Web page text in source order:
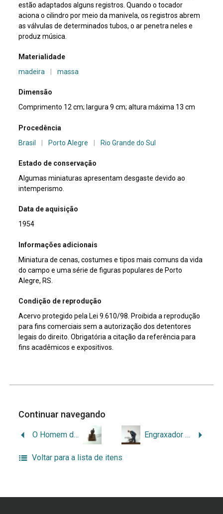
estão adaptados alguns registros. Quando o tocador
aciona o cilindro por meio da manivela, os registros abrem
as válvulas de determinados tubos, o ar penetra neles e
produz música.
Materialidade
madeira
massa
Dimensão
Comprimento 12 cm; largura 9 cm; altura máxima 13 cm
Procedência
Brasil
Porto Alegre Rio Grande do Sul
Estado de conservação
Algumas miniaturas apresentam desgaste devido ao
intemperismo.
Data de aquisição
1954
Informações adicionais
Miniatura de cenas, costumes e tipos mais comuns da vida
do campo e uma série de figuras populares de Porto
Alegre, RS.
Condição de reprodução
Acervo protegido pela Lei 9.610/98. Proibida a reprodução
para fins comerciais sem a autorização dos detentores
legais do direito. Obrigatória a citação da referência para
fins acadêmicos e expositivos.
Continuar navegando
O Homem do Realejo Engraxador de Trilhos
Voltar para a lista de itens